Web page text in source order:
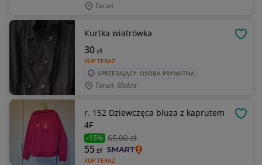
Toruń
Kurtka wiatrówka
KUP TERAZ
30zł
SPRZEDAJĄCY: OSOBA PRYWATNA
Toruń, Mokre
r. 152 Dziewczęca bluza z kaprutem
4F
-15% 65,00 zł
KUP TERAZ
55zł